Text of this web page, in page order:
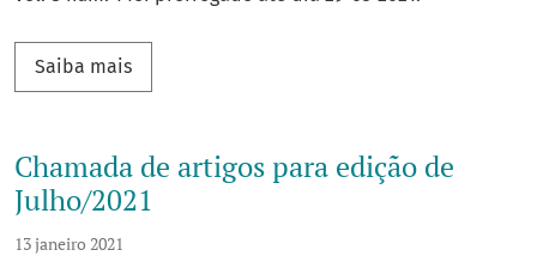
Saiba maisSaiba mais sobre Prazo para submissão de
Chamada de artigos para edição de
Julho/2021
13 janeiro 2021